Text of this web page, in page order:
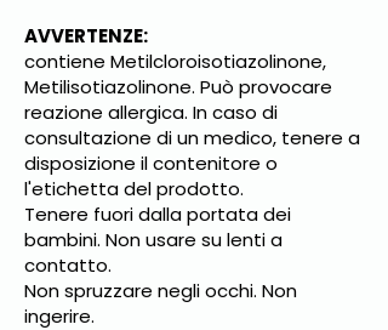
AVVERTENZE:
contiene Metilcloroisotiazolinone,
Metilisotiazolinone. Può provocare
reazione allergica. In caso di
consultazione di un medico, tenere a
disposizione il contenitore o
l'etichetta del prodotto.
Tenere fuori dalla portata dei
bambini. Non usare su lenti a
contatto.
Non spruzzare negli occhi. Non
ingerire.